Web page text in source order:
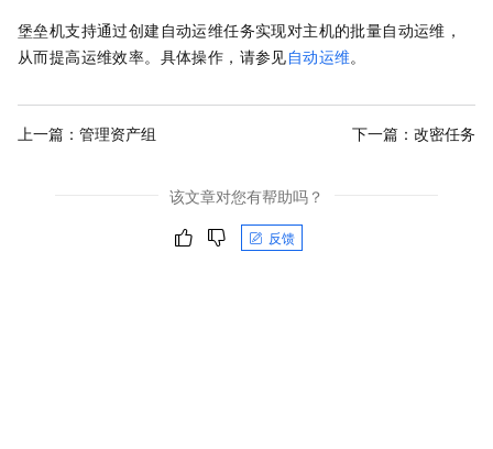
堡垒机支持通过创建自动运维任务实现对主机的批量自动运维，
从而提高运维效率。具体操作，请参见自动运维。
上一篇： 管理资产组 下一篇： 改密任务
该文章对您有帮助吗？
反馈